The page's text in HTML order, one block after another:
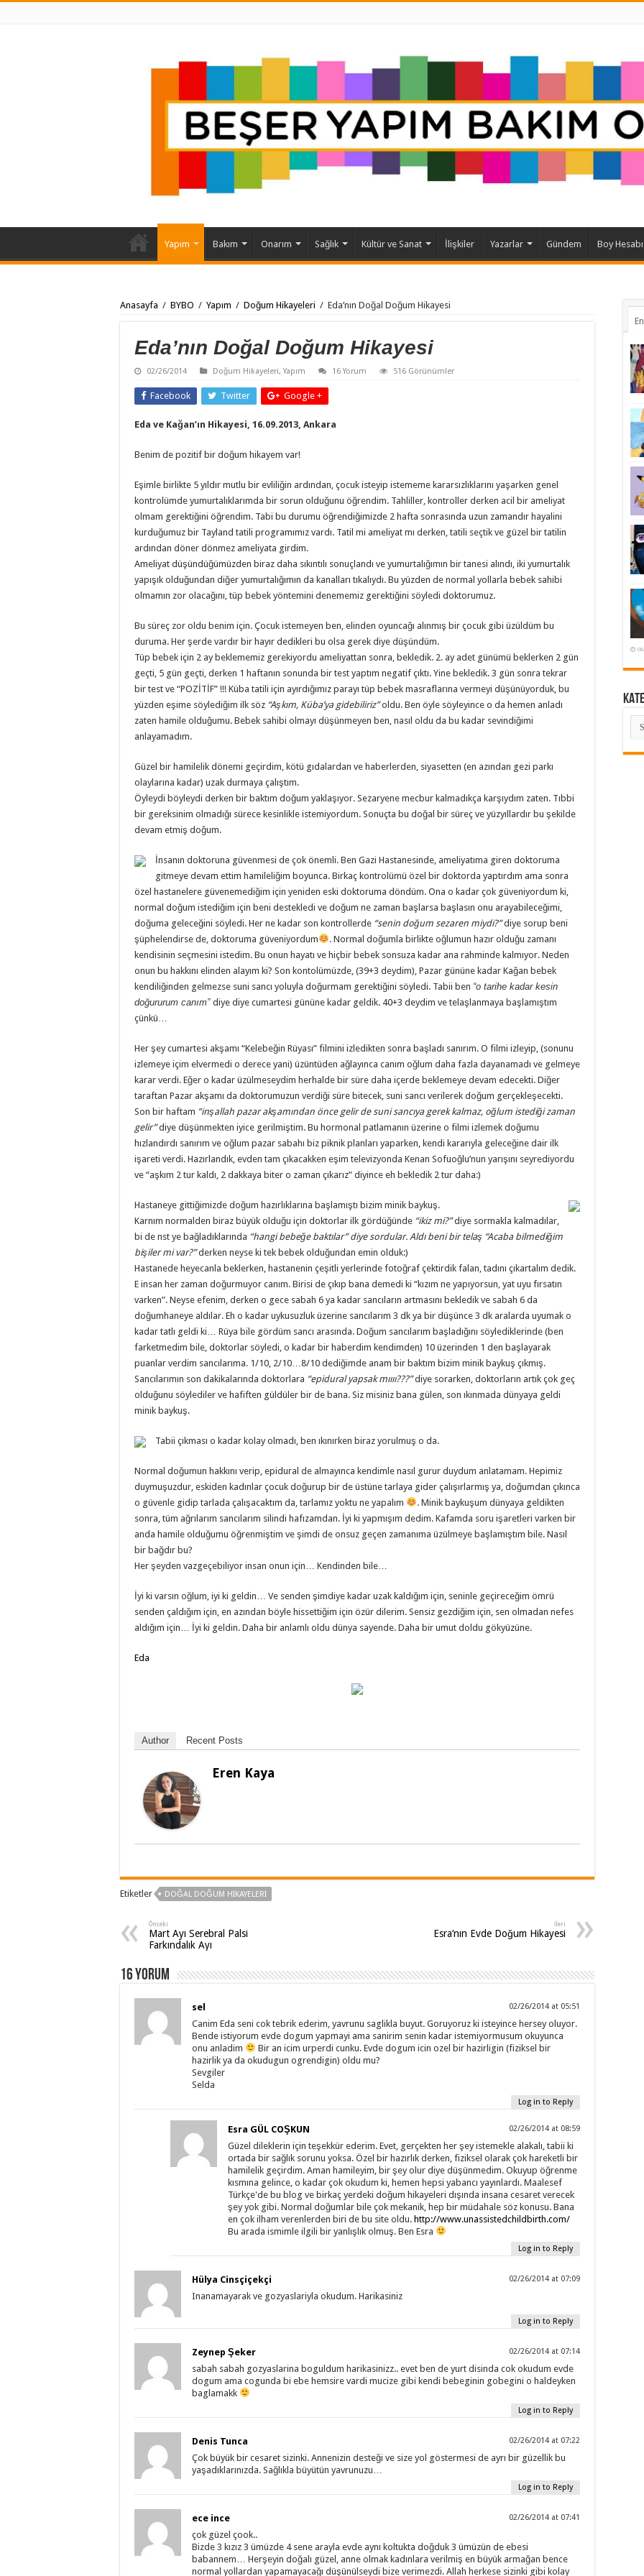
Yapım Bakım Onarım Sağlık Kültür ve Sanat İlişkiler Yazarlar Gündem Boy Hesabı
Anasayfa / BYBO / Yapım / Doğum Hikayeleri / Eda’nın Doğal Doğum Hikayesi
Eda’nın Doğal Doğum Hikayesi
02/26/2014 Doğum Hikayeleri,Yapım 16 Yorum 516 Görünümler
Facebook Twitter Google +
Eda ve Kağan’ın Hikayesi, 16.09.2013, Ankara
Benim de pozitif bir doğum hikayem var!
Eşimle birlikte 5 yıldır mutlu bir evliliğin ardından, çocuk isteyip istememe kararsızlıklarını yaşarken genel
kontrolümde yumurtalıklarımda bir sorun olduğunu öğrendim. Tahliller, kontroller derken acil bir ameliyat
olmam gerektiğini öğrendim. Tabi bu durumu öğrendiğimizde 2 hafta sonrasında uzun zamandır hayalini
kurduğumuz bir Tayland tatili programımız vardı. Tatil mi ameliyat mı derken, tatili seçtik ve güzel bir tatilin
ardından döner dönmez ameliyata girdim.
Ameliyat düşündüğümüzden biraz daha sıkıntılı sonuçlandı ve yumurtalığımın bir tanesi alındı, iki yumurtalık
yapışık olduğundan diğer yumurtalığımın da kanalları tıkalıydı. Bu yüzden de normal yollarla bebek sahibi
olmamın zor olacağını, tüp bebek yöntemini denememiz gerektiğini söyledi doktorumuz.
Bu süreç zor oldu benim için. Çocuk istemeyen ben, elinden oyuncağı alınmış bir çocuk gibi üzüldüm bu
duruma. Her şerde vardır bir hayır dedikleri bu olsa gerek diye düşündüm.
Tüp bebek için 2 ay beklememiz gerekiyordu ameliyattan sonra, bekledik. 2. ay adet günümü beklerken 2 gün
geçti, 5 gün geçti, derken 1 haftanın sonunda bir test yaptım negatif çıktı. Yine bekledik. 3 gün sonra tekrar
bir test ve “POZİTİF” !!! Küba tatili için ayırdığımız parayı tüp bebek masraflarına vermeyi düşünüyorduk, bu
yüzden eşime söylediğim ilk söz “Aşkım, Küba’ya gidebiliriz”oldu. Ben öyle söyleyince o da hemen anladı
zaten hamile olduğumu. Bebek sahibi olmayı düşünmeyen ben, nasıl oldu da bu kadar sevindiğimi
anlayamadım.
Güzel bir hamilelik dönemi geçirdim, kötü gıdalardan ve haberlerden, siyasetten (en azından gezi parkı
olaylarına kadar) uzak durmaya çalıştım.
Öyleydi böyleydi derken bir baktım doğum yaklaşıyor. Sezaryene mecbur kalmadıkça karşıydım zaten. Tıbbi
bir gereksinim olmadığı sürece kesinlikle istemiyordum. Sonuçta bu doğal bir süreç ve yüzyıllardır bu şekilde
devam etmiş doğum.
İnsanın doktoruna güvenmesi de çok önemli. Ben Gazi Hastanesinde, ameliyatıma giren doktoruma
gitmeye devam ettim hamileliğim boyunca. Birkaç kontrolümü özel bir doktorda yaptırdım ama sonra
özel hastanelere güvenemediğim için yeniden eski doktoruma döndüm. Ona o kadar çok güveniyordum ki,
normal doğum istediğim için beni destekledi ve doğum ne zaman başlarsa başlasın onu arayabileceğimi,
doğuma geleceğini söyledi. Her ne kadar son kontrollerde “senin doğum sezaren miydi?”diye sorup beni
şüphelendirse de, doktoruma güveniyordum
. Normal doğumla birlikte oğlumun hazır olduğu zamanı
kendisinin seçmesini istedim. Bu onun hayatı ve hiçbir bebek sonsuza kadar ana rahminde kalmıyor. Neden
onun bu hakkını elinden alayım ki? Son kontolümüzde, (39+3 deydim), Pazar gününe kadar Kağan bebek
kendiliğinden gelmezse suni sancı yoluyla doğurmam gerektiğini söyledi. Tabii ben “o tarihe kadar kesin
doğururum canım” diye diye cumartesi gününe kadar geldik. 40+3 deydim ve telaşlanmaya başlamıştım
çünkü…
Her şey cumartesi akşamı “Kelebeğin Rüyası” filmini izledikten sonra başladı sanırım. O filmi izleyip, (sonunu
izlemeye içim elvermedi o derece yani) üzüntüden ağlayınca canım oğlum daha fazla dayanamadı ve gelmeye
karar verdi. Eğer o kadar üzülmeseydim herhalde bir süre daha içerde beklemeye devam edecekti. Diğer
taraftan Pazar akşamı da doktorumuzun verdiği süre bitecek, suni sancı verilerek doğum gerçekleşecekti.
Son bir haftam “inşallah pazar akşamından önce gelir de suni sancıya gerek kalmaz, oğlum istediği zaman
gelir”diye düşünmekten iyice gerilmiştim. Bu hormonal patlamanın üzerine o filmi izlemek doğumu
hızlandırdı sanırım ve oğlum pazar sabahı biz piknik planları yaparken, kendi kararıyla geleceğine dair ilk
işareti verdi. Hazırlandık, evden tam çıkacakken eşim televizyonda Kenan Sofuoğlu’nun yarışını seyrediyordu
ve “aşkım 2 tur kaldı, 2 dakkaya biter o zaman çıkarız” diyince eh bekledik 2 tur daha:)
Hastaneye gittiğimizde doğum hazırlıklarına başlamıştı bizim minik baykuş.
Karnım normalden biraz büyük olduğu için doktorlar ilk gördüğünde “ikiz mi?”diye sormakla kalmadılar,
bi de nst ye bağladıklarında “hangi bebeğe baktılar” diye sordular. Aldı beni bir telaş “Acaba bilmediğim
bişiler mi var?”derken neyse ki tek bebek olduğundan emin olduk:)
Hastanede heyecanla beklerken, hastanenin çeşitli yerlerinde fotoğraf çektirdik falan, tadını çıkartalım dedik.
E insan her zaman doğurmuyor canım. Birisi de çıkıp bana demedi ki “kızım ne yapıyorsun, yat uyu fırsatın
varken”. Neyse efenim, derken o gece sabah 6 ya kadar sancıların artmasını bekledik ve sabah 6 da
doğumhaneye aldılar. Eh o kadar uykusuzluk üzerine sancılarım 3 dk ya bir düşünce 3 dk aralarda uyumak o
kadar tatlı geldi ki… Rüya bile gördüm sancı arasında. Doğum sancılarım başladığını söylediklerinde (ben
farketmedim bile, doktorlar söyledi, o kadar bir haberdim kendimden) 10 üzerinden 1 den başlayarak
puanlar verdim sancılarıma. 1/10, 2/10…8/10 dediğimde anam bir baktım bizim minik baykuş çıkmış.
Sancılarımın son dakikalarında doktorlara “epidural yapsak mıııı???”diye sorarken, doktorların artık çok geç
olduğunu söylediler ve hafiften güldüler bir de bana. Siz misiniz bana gülen, son ıkınmada dünyaya geldi
minik baykuş.
Tabii çıkması o kadar kolay olmadı, ben ıkınırken biraz yorulmuş o da.
Normal doğumun hakkını verip, epidural de almayınca kendimle nasıl gurur duydum anlatamam. Hepimiz
duymuşuzdur, eskiden kadınlar çocuk doğurup bir de üstüne tarlaya gider çalışırlarmış ya, doğumdan çıkınca
o güvenle gidip tarlada çalışacaktım da, tarlamız yoktu ne yapalım
. Minik baykuşum dünyaya geldikten
sonra, tüm ağrılarım sancılarım silindi hafızamdan. İyi ki yapmışım dedim. Kafamda soru işaretleri varken bir
anda hamile olduğumu öğrenmiştim ve şimdi de onsuz geçen zamanıma üzülmeye başlamıştım bile. Nasıl
bir bağdır bu?
Her şeyden vazgeçebiliyor insan onun için… Kendinden bile…
İyi ki varsın oğlum, iyi ki geldin… Ve senden şimdiye kadar uzak kaldığım için, seninle geçireceğim ömrü
senden çaldığım için, en azından böyle hissettiğim için özür dilerim. Sensiz gezdiğim için, sen olmadan nefes
aldığım için… İyi ki geldin. Daha bir anlamlı oldu dünya sayende. Daha bir umut doldu gökyüzüne.
Eda
Author Recent Posts
Eren Kaya
Etiketler DOĞAL DOĞUM HIKAYELERI
Önceki
Mart Ayı Serebral Palsi
Farkındalık Ayı
İleri
Esra’nın Evde Doğum Hikayesi
16 Yorum
sel 02/26/2014 at 05:51
Canim Eda seni cok tebrik ederim, yavrunu saglikla buyut. Goruyoruz ki isteyince hersey oluyor.
Bende istiyorum evde dogum yapmayi ama sanirim senin kadar istemiyormusum okuyunca
onu anladim
Bir an icim urperdi cunku. Evde dogum icin ozel bir hazirligin (fiziksel bir
hazirlik ya da okudugun ogrendigin) oldu mu?
Sevgiler
Selda
Log in to Reply
Esra GÜL COŞKUN 02/26/2014 at 08:59
Güzel dileklerin için teşekkür ederim. Evet, gerçekten her şey istemekle alakalı, tabii ki
ortada bir sağlık sorunu yoksa. Özel bir hazırlık derken, fiziksel olarak çok hareketli bir
hamilelik geçirdim. Aman hamileyim, bir şey olur diye düşünmedim. Okuyup öğrenme
kısmına gelince, o kadar çok okudum ki, hemen hepsi yabancı yayınlardı. Maalesef
Türkçe'de bu blog ve birkaç yerdeki doğum hikayeleri dışında insana cesaret verecek
şey yok gibi. Normal doğumlar bile çok mekanik, hep bir müdahale söz konusu. Bana
en çok ilham verenlerden biri de bu site oldu. http://www.unassistedchildbirth.com/
Bu arada ismimle ilgili bir yanlışlık olmuş. Ben Esra
Log in to Reply
Hülya Cinsçiçekçi 02/26/2014 at 07:09
Inanamayarak ve gozyaslariyla okudum. Harikasiniz
Log in to Reply
Zeynep Şeker 02/26/2014 at 07:14
sabah sabah gozyaslarina boguldum harikasinizz.. evet ben de yurt disinda cok okudum evde
dogum ama cogunda bi ebe hemsire vardi mucize gibi kendi bebeginin gobegini o haldeyken
baglamakk
Log in to Reply
Denis Tunca 02/26/2014 at 07:22
Çok büyük bir cesaret sizinki. Annenizin desteği ve size yol göstermesi de ayrı bir güzellik bu
yaşadıklarınızda. Sağlıkla büyütün yavrunuzu…
Log in to Reply
ece ince 02/26/2014 at 07:41
çok güzel çook..
Bizde 3 kızız 3 ümüzde 4 sene arayla evde aynı koltukta doğduk 3 ümüzün de ebesi
babannem… Herşeyin doğalı güzel, anne olmak kadınlara verilmiş en büyük armağan bence
normal yollardan yapamayacağı düşünülseydi bize verimezdi. Allah herkese sizinki gibi kolay